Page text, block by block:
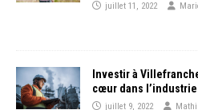
juillet 11, 2022
Investir à
cœur dans
juillet 9, 2022